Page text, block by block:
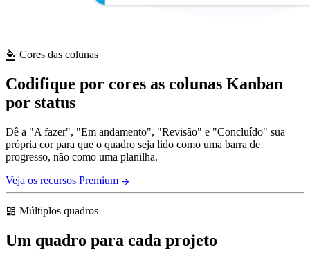
format_color_fill Cores das colunas
Codifique por cores as colunas Kanban
por status
Dê a "A fazer", "Em andamento", "Revisão" e "Concluído" sua
própria cor para que o quadro seja lido como uma barra de
progresso, não como uma planilha.
Veja os recursos Premium arrow_forward
dashboard Múltiplos quadros
Um quadro para cada projeto